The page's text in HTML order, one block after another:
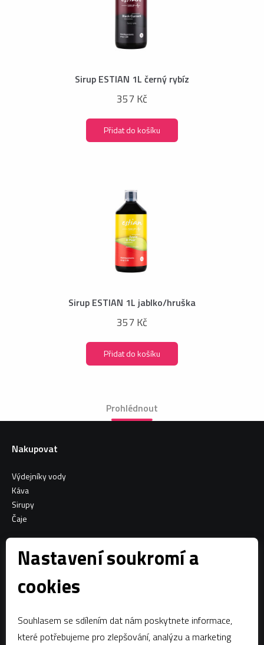
Nastavení soukromí a
cookies
Souhlasem se sdílením dat nám poskytnete informace,
které potřebujeme pro zlepšování, analýzu a marketing
Sirup ESTIAN 1L černý rybíz
357 Kč
Přidat do košíku
Sirup ESTIAN 1L jablko/hruška
357 Kč
Přidat do košíku
Prohlédnout
Nakupovat
Výdejníky vody
Káva
Sirupy
Čaje
Facebook